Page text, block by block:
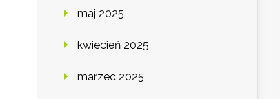
maj 2025
kwiecień 2025
marzec 2025